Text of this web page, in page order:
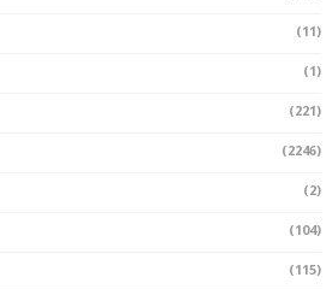
(11)
(1)
(221)
(2246)
(2)
(104)
(115)